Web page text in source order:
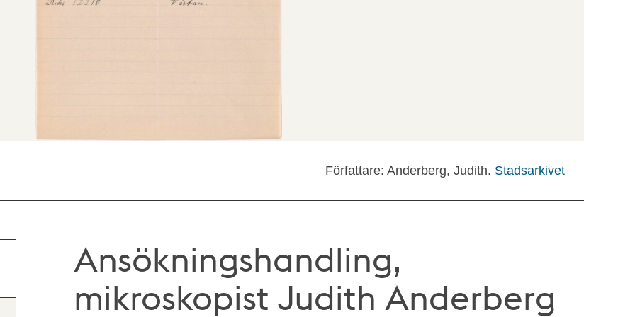
Författare: Anderberg, Judith. Stadsarkivet
Ansökningshandling,
mikroskopist Judith Anderberg